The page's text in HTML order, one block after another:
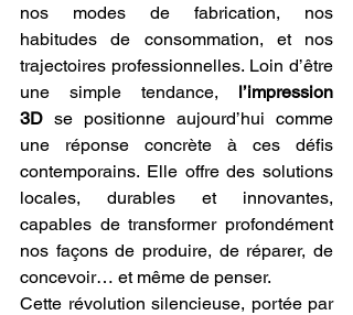
nos modes de fabrication, nos
habitudes de consommation, et nos
trajectoires professionnelles. Loin d’être
une simple tendance, l’impression
3D se positionne aujourd’hui comme
une réponse concrète à ces défis
contemporains. Elle offre des solutions
locales, durables et innovantes,
capables de transformer profondément
nos façons de produire, de réparer, de
concevoir… et même de penser.
Cette révolution silencieuse, portée par